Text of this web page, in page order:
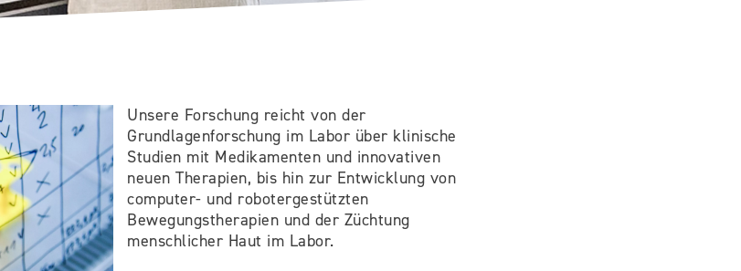
Unsere Forschung reicht von der
Grundlagenforschung im Labor über klinische
Studien mit Medikamenten und innovativen
neuen Therapien, bis hin zur Entwicklung von
computer- und robotergestützten
Bewegungstherapien und der Züchtung
menschlicher Haut im Labor.